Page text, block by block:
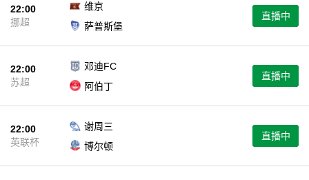
22:00
挪超
维京
萨普斯堡
直播中
22:00
苏超
邓迪FC
阿伯丁
直播中
22:00
英联杯
谢周三
博尔顿
直播中